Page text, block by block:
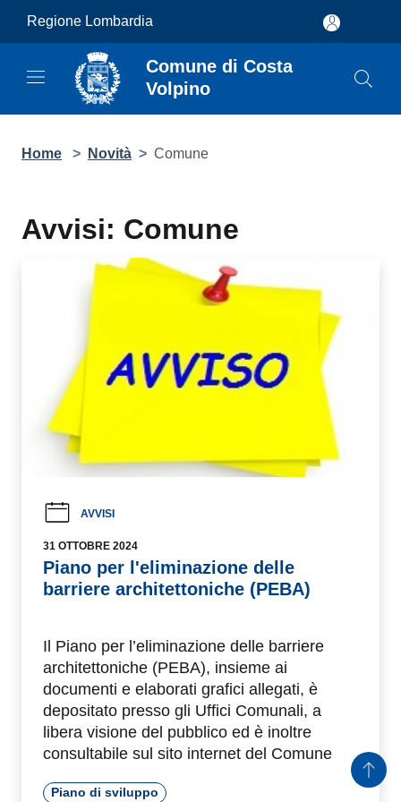
Salta al contenuto principale
Regione Lombardia
Comune di Costa
Volpino
Home > Novità > Comune
Avvisi: Comune
AVVISI
31 OTTOBRE 2024
Piano per l'eliminazione delle barriere
architettoniche (PEBA)
Il Piano per l’eliminazione delle barriere
architettoniche (PEBA), insieme ai documenti
e elaborati grafici allegati, è depositato presso
gli Uffici Comunali, a libera visione del pubblico
ed è inoltre consultabile sul sito internet del
Comune
Piano di sviluppo